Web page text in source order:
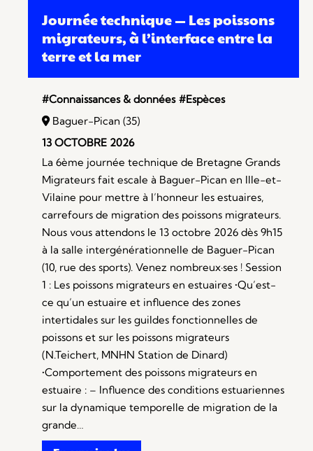
Journée technique — Les poissons
migrateurs, à l’interface entre la
terre et la mer
#Connaissances & données #Espèces
Baguer-Pican (35)
13 OCTOBRE 2026
La 6ème journée technique de Bretagne Grands
Migrateurs fait escale à Baguer-Pican en Ille-et-
Vilaine pour mettre à l’honneur les estuaires,
carrefours de migration des poissons migrateurs.
Nous vous attendons le 13 octobre 2026 dès 9h15
à la salle intergénérationnelle de Baguer-Pican
(10, rue des sports). Venez nombreux·ses ! Session
1 : Les poissons migrateurs en estuaires •Qu’est-
ce qu’un estuaire et influence des zones
intertidales sur les guildes fonctionnelles de
poissons et sur les poissons migrateurs
(N.Teichert, MNHN Station de Dinard)
•Comportement des poissons migrateurs en
estuaire : – Influence des conditions estuariennes
sur la dynamique temporelle de migration de la
grande…